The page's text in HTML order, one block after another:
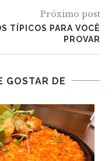
Próximo post
TÍPICOS PARA VOCÊ
PROVAR
GOSTAR DE